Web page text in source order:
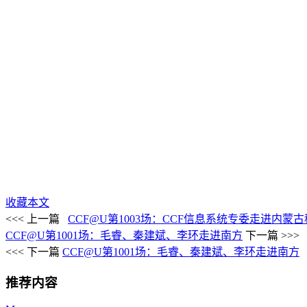
收藏本文
<<< 上一篇
CCF@U第1003场：CCF信息系统专委走进内蒙古
CCF@U第1001场：毛睿、秦建斌、李环走进南方 下一篇 >>>
<<< 下一篇 CCF@U第1001场：毛睿、秦建斌、李环走进南方
推荐内容